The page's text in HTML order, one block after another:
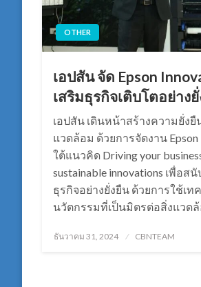
OTHER
เอปสัน จัด Epson
เสริมธุรกิจเติบโตอย่าง
เอปสัน เดินหน้าสร้างความยั่ง
แวดล้อม ด้วยการจัดงาน Epson
ใต้แนวคิด Driving your
sustainable innovations เพื่อส
ธุรกิจอย่างยั่งยืน ด้วยการใช้เท
นวัตกรรมที่เป็นมิตรต่อสิ่งแวด
Posted
ธันวาคม 31, 2024 CBNTEAM